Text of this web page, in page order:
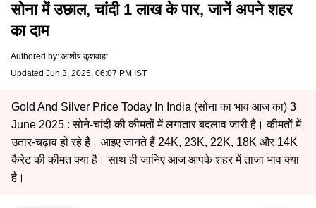
सोना में उछाल, चांदी 1 लाख के पार, जानें अपने शहर
का दाम
Authored by: आशीष कुशवाहा
Updated Jun 3, 2025, 06:07 PM IST
Gold And Silver Price Today In India (सोना का भाव आज का) 3
June 2025 : सोने-चांदी की कीमतों में लगातार बदलाव जारी है। कीमतों में
उतार-चढ़ाव हो रहे हैं। आइए जानते हैं 24K, 23K, 22K, 18K और 14K
कैरेट की कीमत क्या है। साथ ही जानिए आज आपके शहर में ताजा भाव क्या
है।